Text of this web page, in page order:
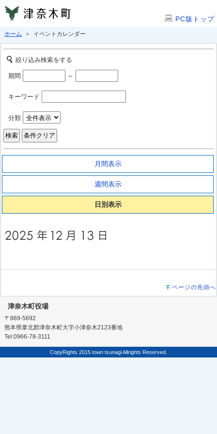
PC版トップ
ホーム ＞ イベントカレンダー
絞り込み検索をする
期間 ～
キーワード
分類
月間表示
週間表示
日別表示
ページの先頭へ
津奈木町役場
〒869-5692
熊本県葦北郡津奈木町大字小津奈木2123番地
Tel:0966-78-3111
CopyRights 2015 town tsunagi Allrights Reserved.